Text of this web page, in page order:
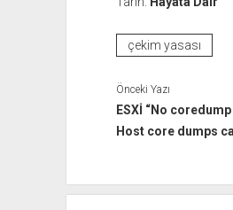
çekim yasası
Önceki Yazı
ESXİ “No
Host core dumps